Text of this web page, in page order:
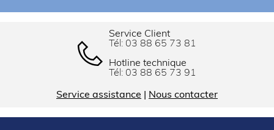
Service Client
Tél: 03 88 65 73 81
Hotline technique
Tél: 03 88 65 73 91
Service assistance Nous contacter